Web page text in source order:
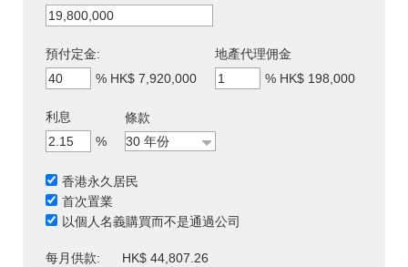
預付定金:
% HK$ 7,920,000
地產代理佣金
% HK$ 198,000
利息
%
條款
香港永久居民
首次置業
以個人名義購買而不是通過公司
每月供款:
HK$ 44,807.26